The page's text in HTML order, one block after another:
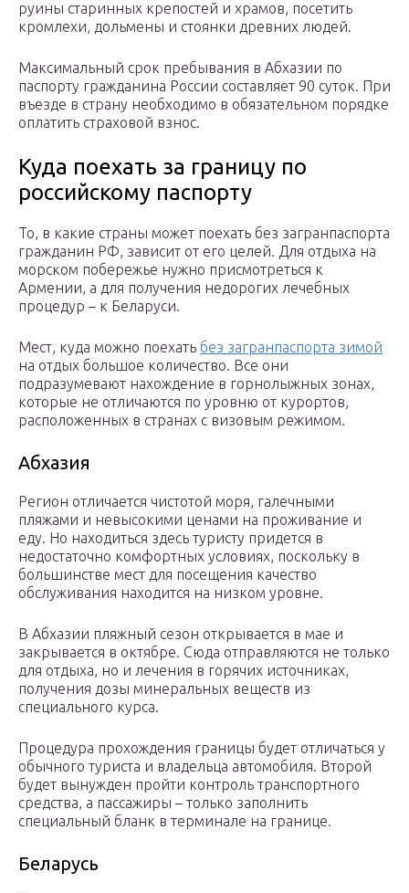
руины старинных крепостей и храмов, посетить
кромлехи, дольмены и стоянки древних людей.
Максимальный срок пребывания в Абхазии по
паспорту гражданина России составляет 90 суток. При
въезде в страну необходимо в обязательном порядке
оплатить страховой взнос.
Куда поехать за границу по
российскому паспорту
То, в какие страны может поехать без загранпаспорта
гражданин РФ, зависит от его целей. Для отдыха на
морском побережье нужно присмотреться к
Армении, а для получения недорогих лечебных
процедур – к Беларуси.
Мест, куда можно поехать без загранпаспорта зимой
на отдых большое количество. Все они
подразумевают нахождение в горнолыжных зонах,
которые не отличаются по уровню от курортов,
расположенных в странах с визовым режимом.
Абхазия
Регион отличается чистотой моря, галечными
пляжами и невысокими ценами на проживание и
еду. Но находиться здесь туристу придется в
недостаточно комфортных условиях, поскольку в
большинстве мест для посещения качество
обслуживания находится на низком уровне.
В Абхазии пляжный сезон открывается в мае и
закрывается в октябре. Сюда отправляются не только
для отдыха, но и лечения в горячих источниках,
получения дозы минеральных веществ из
специального курса.
Процедура прохождения границы будет отличаться у
обычного туриста и владельца автомобиля. Второй
будет вынужден пройти контроль транспортного
средства, а пассажиры – только заполнить
специальный бланк в терминале на границе.
Беларусь